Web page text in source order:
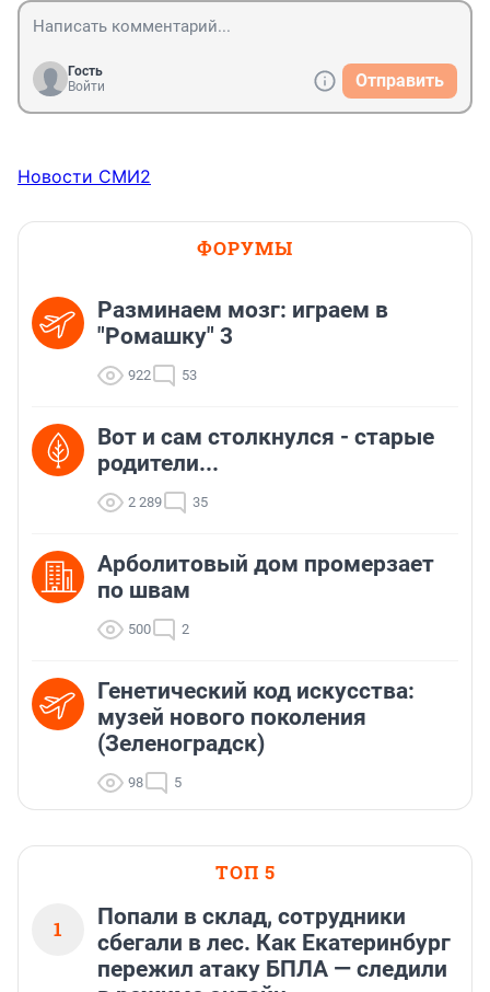
Гость
Войти
Отправить
Новости СМИ2
ФОРУМЫ
Разминаем мозг: играем в
"Ромашку" 3
922 53
Вот и сам столкнулся - старые
родители...
2 289 35
Арболитовый дом промерзает
по швам
500 2
Генетический код искусства:
музей нового поколения
(Зеленоградск)
98 5
ТОП 5
1
Попали в склад, сотрудники
сбегали в лес. Как Екатеринбург
пережил атаку БПЛА — следили